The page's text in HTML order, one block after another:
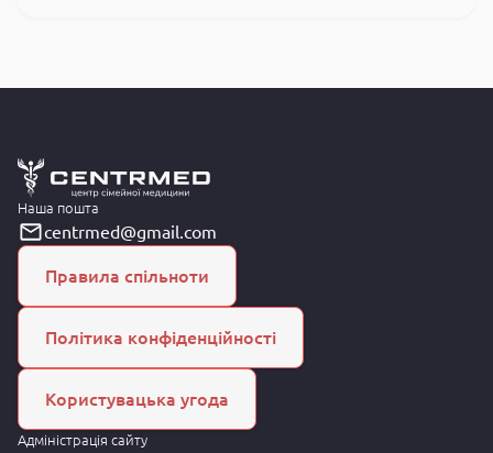
Наша пошта
centrmed@gmail.com
Правила спільноти
Політика конфіденційності
Користувацька угода
Адміністрація сайту